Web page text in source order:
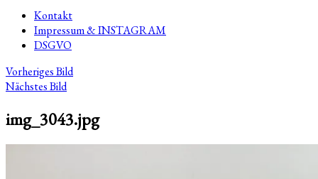
Kontakt
Impressum & INSTAGRAM
DSGVO
Vorheriges Bild
Nächstes Bild
img_3043.jpg